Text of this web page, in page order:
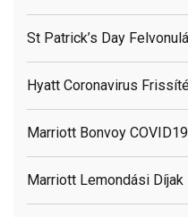
St Patrick’s Day
Hyatt Coronavirus
Marriott Bonvoy
Marriott Lemondási Díjak